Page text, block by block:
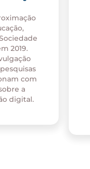
2019.
com
a
digital.